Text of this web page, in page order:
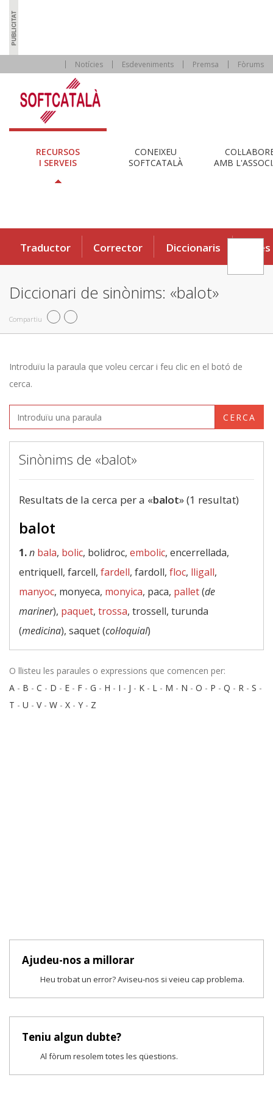
Notícies Esdeveniments Premsa Fòrums
RECURSOS
I SERVEIS
CONEIXEU
SOFTCATALÀ
AMB
Traductor Corrector Diccionaris Eines
Diccionari de sinònims: «balot»
Compartiu
Introduïu la paraula que voleu cercar i feu clic en el botó de
cerca.
CERCA
Sinònims de «balot»
Resultats de la cerca per a «balot» (1 resultat)
balot
1.n bala, bolic, bolidroc, embolic, encerrellada,
entriquell, farcell, fardell, fardoll, floc, lligall,
manyoc, monyeca, monyica, paca, pallet(de
mariner), paquet, trossa, trossell, turunda
(medicina), saquet (col·loquial)
O llisteu les paraules o expressions que comencen per:
A - B - C - D - E - F - G - H - I - J - K - L - M - N - O - P - Q - R - S -
T - U - V- W - X - Y - Z
Ajudeu-nos a millorar
Heu trobat un error? Aviseu-nos si veieu cap problema.
Teniu algun dubte?
Al fòrum resolem totes les qüestions.